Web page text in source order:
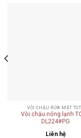
VÒI CHẬU RỬA MẶT
Vòi chậu nóng lạnh
DL224#PG
Liên hệ